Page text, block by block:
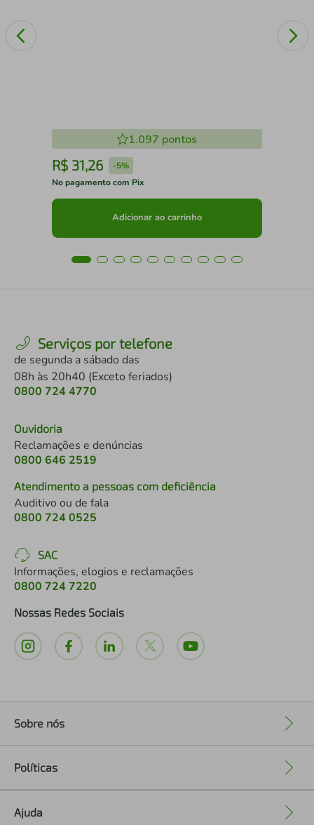
1.097 pontos
R$ 31,26 -5%
No pagamento com Pix
Adicionar ao carrinho
Serviços por telefone
de segunda a sábado das
08h às 20h40 (Exceto feriados)
0800 724 4770
Ouvidoria
Reclamações e denúncias
0800 646 2519
Atendimento a pessoas com deficiência
Auditivo ou de fala
0800 724 0525
SAC
Informações, elogios e reclamações
0800 724 7220
Nossas Redes Sociais
Sobre nós
Políticas
Ajuda